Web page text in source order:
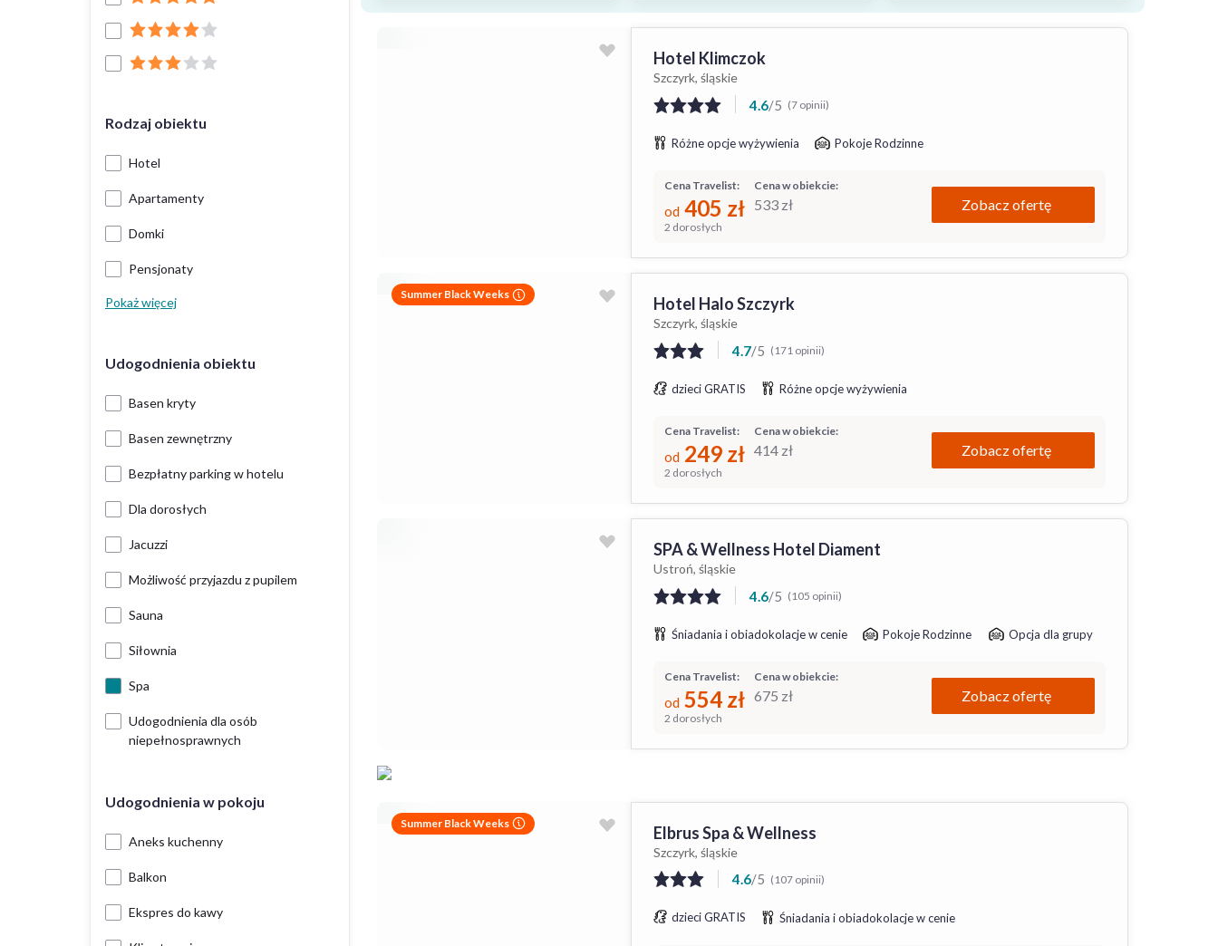
Rodzaj obiektu
Hotel
Apartamenty
Domki
Pensjonaty
Pokaż więcej
Udogodnienia obiektu
Basen kryty
Basen zewnętrzny
Bezpłatny parking w hotelu
Dla dorosłych
Jacuzzi
Możliwość przyjazdu z pupilem
Sauna
Siłownia
Spa
Udogodnienia dla osób
niepełnosprawnych
Udogodnienia w pokoju
Aneks kuchenny
Balkon
Ekspres do kawy
Hotel Klimczok
Szczyrk, śląskie
4.6/5 (7 opinii)
Różne opcje wyżywienia Pokoje Rodzinne
Cena w obiekcie:
533 zł
Cena Travelist:
od 405 zł
2 dorosłych
Zobacz ofertę
Summer Black Weeks Hotel Halo Szczyrk
Szczyrk, śląskie
4.7/5 (171 opinii)
dzieci GRATIS Różne opcje wyżywienia
Cena w obiekcie:
414 zł
Cena Travelist:
od 249 zł
2 dorosłych
Zobacz ofertę
SPA & Wellness Hotel Diament
Ustroń, śląskie
4.6/5 (105 opinii)
Śniadania i obiadokolacje w cenie Pokoje Rodzinne Opcja dla grupy
Cena w obiekcie:
675 zł
Cena Travelist:
od 554 zł
2 dorosłych
Zobacz ofertę
Summer Black Weeks Elbrus Spa & Wellness
Szczyrk, śląskie
4.6/5 (107 opinii)
dzieci GRATIS Śniadania i obiadokolacje w cenie